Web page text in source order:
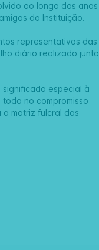
ao longo dos anos
da Instituição.
representativos das
diário realizado junto
especial à
no compromisso
a matriz fulcral dos